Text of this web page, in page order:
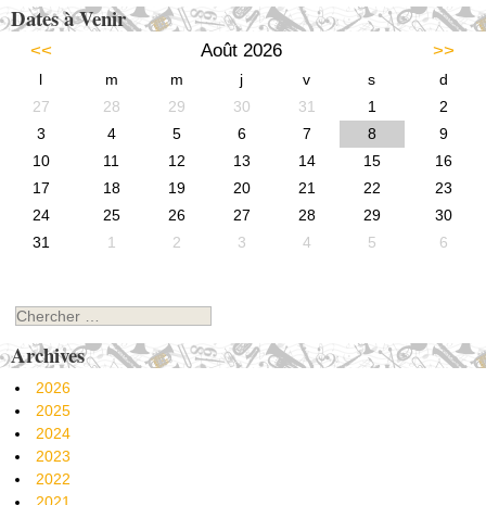
Dates à Venir
<< Août 2026 >>
l m m j v s
d
27
28 29 30 31 1
2
3
4 5 6 7 8
9
10
11 12 13 14 15
16
17
18 19 20 21 22
23
24
25 26 27 28 29
30
31
1 2 3 4 5 6
Chercher
Archives
2026
2025
2024
2023
2022
2021